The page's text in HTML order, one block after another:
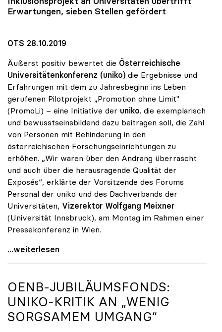
Erwartungen, sieben Stellen gefördert
OTS 28.10.2019
Äußerst positiv bewertet die Österreichische
Universitätenkonferenz (uniko) die Ergebnisse und
Erfahrungen mit dem zu Jahresbeginn ins Leben
gerufenen Pilotprojekt „Promotion ohne Limit"
(PromoLi) – eine Initiative der uniko, die exemplarisch
und bewusstseinsbildend dazu beitragen soll, die Zahl
von Personen mit Behinderung in den
österreichischen Forschungseinrichtungen zu
erhöhen. „Wir waren über den Andrang überrascht
und auch über die herausragende Qualität der
Exposés“, erklärte der Vorsitzende des Forums
Personal der uniko und des Dachverbands der
Universitäten, Vizerektor Wolfgang Meixner
(Universität Innsbruck), am Montag im Rahmen einer
Pressekonferenz in Wien.
„Promotion ohne Limit“: Überraschende Qualität bei
...weiterlesen
OENB-JUBILÄUMSFONDS:
UNIKO-KRITIK AN „WENIG
SORGSAMEM UMGANG“